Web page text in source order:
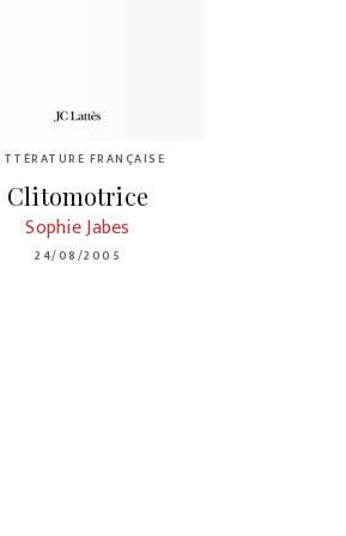
FRANÇAISE
Clitomotrice
Sophie Jabes
24/08/2005